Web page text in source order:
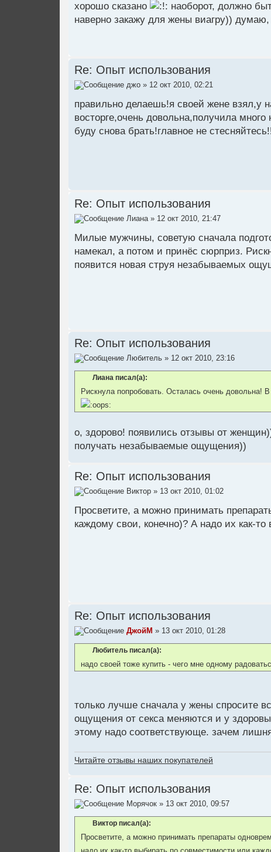
хорошо сказано
наоборот, должно
наверно закажу для жены виагру))
Re: Опыт использования
джо » 12 окт 2010, 02:21
правильно делаешь!я своей жене взял,у
восторге,очень довольна,получила
буду снова брать!главное не
Re: Опыт использования
Лиана» 12 окт 2010, 21:47
Милые мужчины, советую сначала
намекал, а потом и принёс сюрприз.
появится новая струя незабываемых
Re: Опыт использования
Любитель » 12 окт 2010, 23:16
Лиана писал(а):
Рискнула попробовать. Осталась очень
о, здорово! появились отзывы от
получать незабываемые ощущения))
Re: Опыт использования
Виктор » 13 окт 2010, 01:02
Просветите, а можно принимать
каждому свои, конечно)? А надо их как-
Re: Опыт использования
ДжойМ » 13 окт 2010, 01:28
Любитель писал(а):
надо своей тоже купить - чего мне одному
только лучше сначала у жены спросите
ощущения от секса меняются и у
этому надо соответствующе. зачем
Читайте отзывы наших покупателей
Re: Опыт использования
Морячок » 13 окт 2010, 09:57
Виктор писал(а):
Просветите, а можно принимать препараты